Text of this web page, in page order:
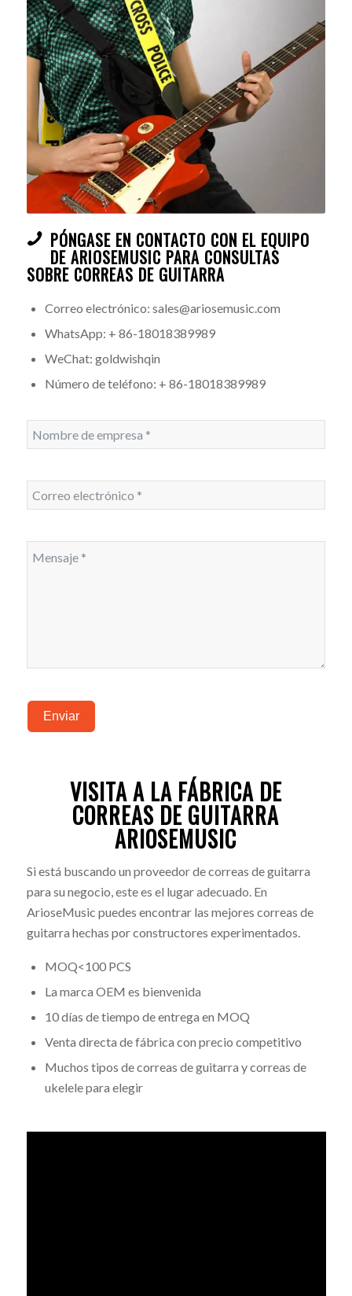
PÓNGASE EN CONTACTO CON EL EQUIPO
DE ARIOSEMUSIC PARA CONSULTAS
SOBRE CORREAS DE GUITARRA
Correo electrónico: sales@ariosemusic.com
WhatsApp: + 86-18018389989
WeChat: goldwishqin
Número de teléfono: + 86-18018389989
Enviar
VISITA A LA FÁBRICA DE
CORREAS DE GUITARRA
ARIOSEMUSIC
Si está buscando un proveedor de correas de guitarra
para su negocio, este es el lugar adecuado. En
ArioseMusic puedes encontrar las mejores correas de
guitarra hechas por constructores experimentados.
MOQ<100 PCS
La marca OEM es bienvenida
10 días de tiempo de entrega en MOQ
Venta directa de fábrica con precio competitivo
Muchos tipos de correas de guitarra y correas de
ukelele para elegir